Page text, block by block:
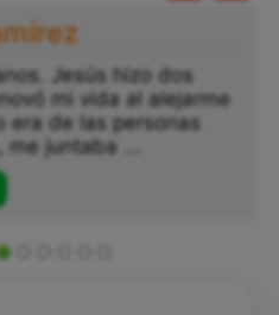
Jesús hizo dos
mi vida al alejarme
era de las personas
juntaba ...